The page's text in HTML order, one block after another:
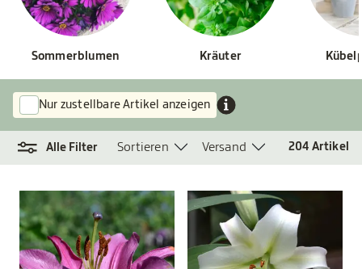
Sommerblumen Kräuter
Nur zustellbare Artikel anzeigen
Alle Filter Sortieren Versand 204 Artikel